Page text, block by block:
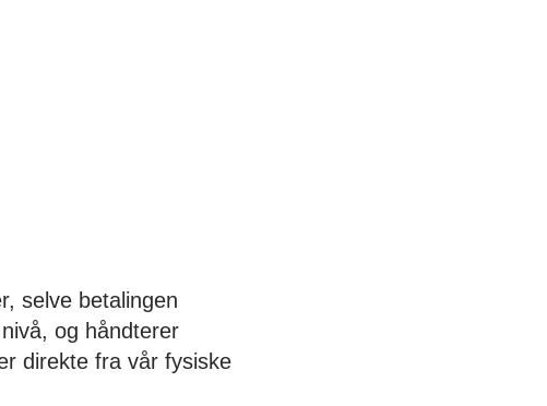
selve betalingen
og håndterer
direkte fra vår fysiske